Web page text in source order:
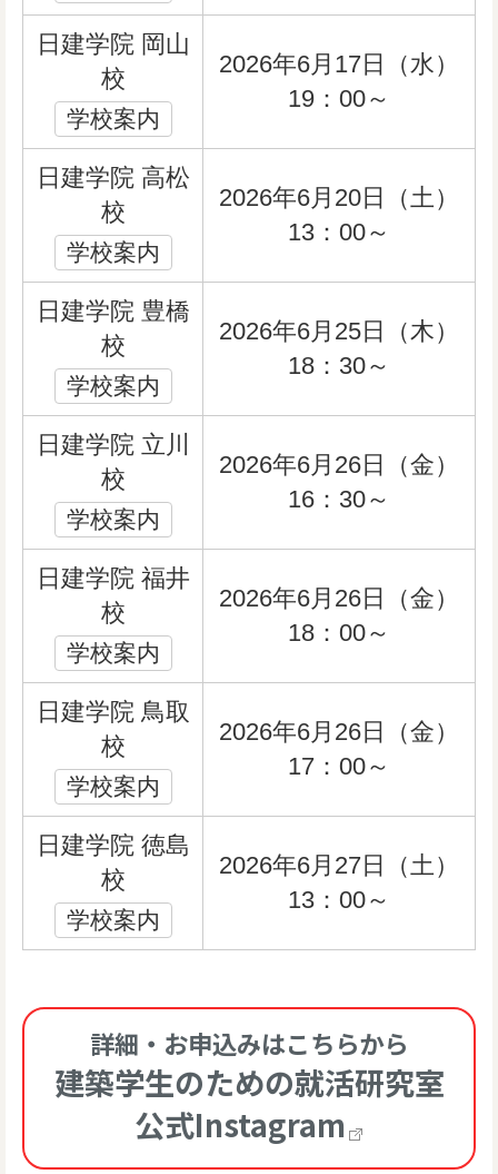
日建学院 岡山
校
学校案内
2026年6月17日（水）
19：00～
日建学院 高松
校
学校案内
2026年6月20日（土）
13：00～
日建学院 豊橋
校
学校案内
2026年6月25日（木）
18：30～
日建学院 立川
校
学校案内
2026年6月26日（金）
16：30～
日建学院 福井
校
学校案内
2026年6月26日（金）
18：00～
日建学院 鳥取
校
学校案内
2026年6月26日（金）
17：00～
日建学院 徳島
校
学校案内
2026年6月27日（土）
13：00～
詳細・お申込みはこちらから
建築学生のための就活研究室
公式Instagram